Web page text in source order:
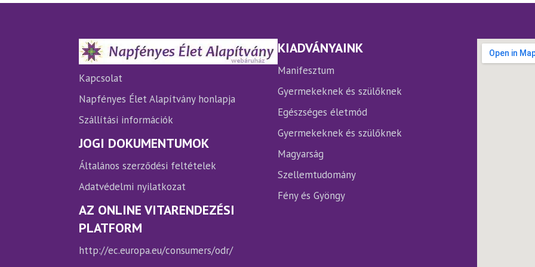
termékoldalon
választhatók
termékoldalon
választhatók
Kapcsolat
Napfényes Élet Alapítvány honlapja
Szállítási információk
JOGI DOKUMENTUMOK
Általános szerződési feltételek
Adatvédelmi nyilatkozat
AZ ONLINE VITARENDEZÉSI
PLATFORM
http://ec.europa.eu/consumers/odr/
KIADVÁNYAINK
Manifesztum
Gyermekeknek és szülőknek
Egészséges életmód
Gyermekeknek és szülőknek
Magyarság
Szellemtudomány
Fény és Gyöngy